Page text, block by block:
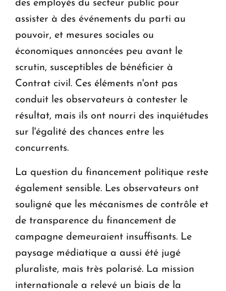
des employés du secteur public pour
assister à des événements du parti au
pouvoir, et mesures sociales ou
économiques annoncées peu avant le
scrutin, susceptibles de bénéficier à
Contrat civil. Ces éléments n'ont pas
conduit les observateurs à contester le
résultat, mais ils ont nourri des inquiétudes
sur l'égalité des chances entre les
concurrents.
La question du financement politique reste
également sensible. Les observateurs ont
souligné que les mécanismes de contrôle et
de transparence du financement de
campagne demeuraient insuffisants. Le
paysage médiatique a aussi été jugé
pluraliste, mais très polarisé. La mission
internationale a relevé un biais de la